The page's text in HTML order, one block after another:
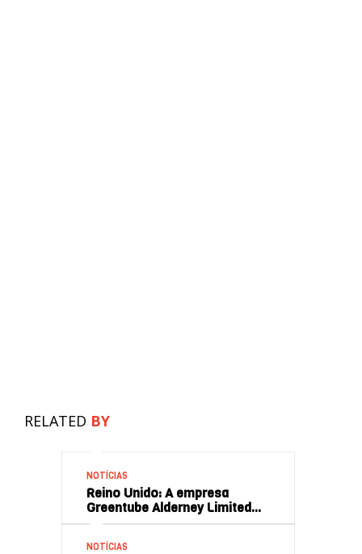
RELATED BY
NOTÍCIAS
Reino Unido: A empresa
Greentube Alderney Limited…
NOTÍCIAS